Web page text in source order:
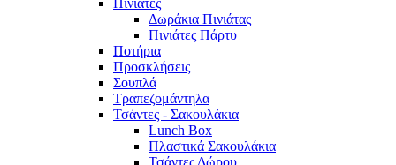
Πινιάτες
Δωράκια Πινιάτας
Πινιάτες Πάρτυ
Ποτήρια
Προσκλήσεις
Σουπλά
Τραπεζομάντηλα
Τσάντες - Σακουλάκια
Lunch Box
Πλαστικά Σακουλάκια